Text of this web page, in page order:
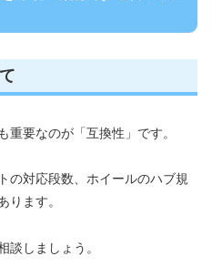
重要なのが「互換性」です。
の対応段数、ホイールのハブ規
ります。
談しましょう。